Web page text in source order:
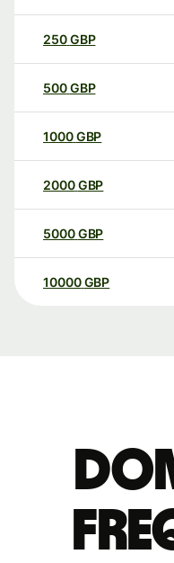
250GBP
500GBP
1000GBP
2000GBP
5000GBP
10000 GBP